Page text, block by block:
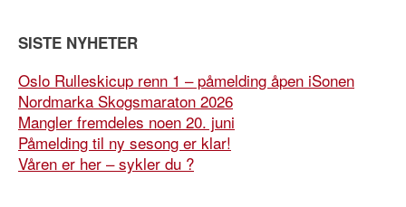
SISTE NYHETER
Oslo Rulleskicup renn 1 – påmelding åpen iSonen
Nordmarka Skogsmaraton 2026
Mangler fremdeles noen 20. juni
Påmelding til ny sesong er klar!
Våren er her – sykler du ?